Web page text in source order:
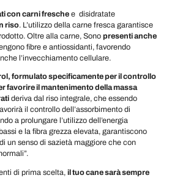
con carni fresche e disidratate
riso. L’utilizzo della carne fresca garantisce
Oltre alla carne, Sono presenti anche
fibre e antiossidanti, favorendo
l’invecchiamento cellulare.
formulato specificamente per il controllo
favorire il mantenimento della massa
deriva dal riso integrale, che essendo
il controllo dell’assorbimento di
a prolungare l’utilizzo dell’energia
e la fibra grezza elevata, garantiscono
un senso di sazietà maggiore che con
di prima scelta, il tuo cane sarà sempre